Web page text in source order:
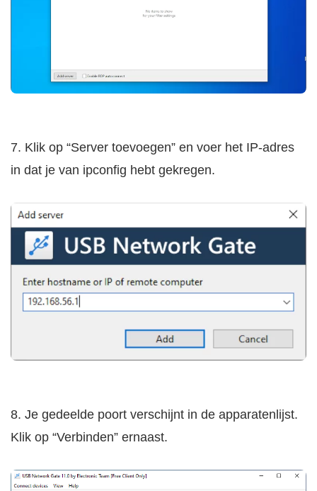
7. Klik op “Server toevoegen” en voer het IP-adres
in dat je van ipconfig hebt gekregen.
8. Je gedeelde poort verschijnt in de apparatenlijst.
Klik op “Verbinden” ernaast.